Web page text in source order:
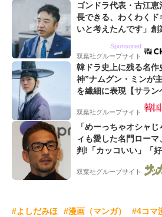
ゴンドラ代表・古江
長できる、わくわく
いと考えたんです」
Sponsored
双葉社グループサイト
韓ドラ史上に残る名
神”ナムグン・ミンが
を繊細に表現【サラン
双葉社グループサイト
「めーっちゃオシャ
ィも愛した名門ロー
判!「カッコいい」「
双葉社グループサイト
#よしだみほ #漫画（マンガ） #4コマ